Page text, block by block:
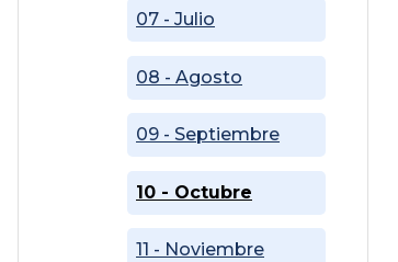
07 - Julio
08 - Agosto
09 - Septiembre
10 - Octubre
11 - Noviembre